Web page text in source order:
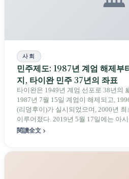
사회
민주제도: 1987년 계엄 해제
지, 타이완 민주 37년의 좌표
타이완은 1949년 계엄 선포로 38년의
1987년 7월 15일 계엄이 해제되고,
(리덩후이)가 실시되었으며, 2000년
이루어졌다. 2019년 5월 17일에는 아
역이 되었다. 2024년 1월 13일 라이칭
閱讀全文